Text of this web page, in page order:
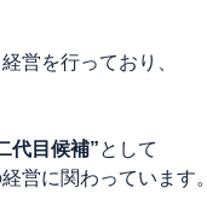
営を行っており、
代目候補”として
営に関わっています。